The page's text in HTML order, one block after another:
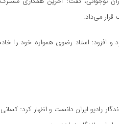
قرار می‌داد.
افزود: استاد رضوی همواره خود را
رادیو ایران دانست و اظهار کرد: کسانی